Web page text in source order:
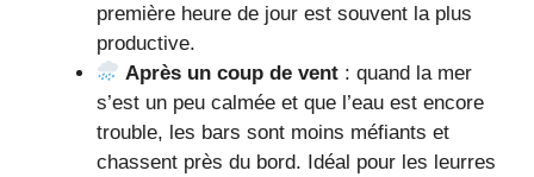
première heure de jour est souvent la plus
productive.
Après un coup de vent : quand la mer
s’est un peu calmée et que l’eau est encore
trouble, les bars sont moins méfiants et
chassent près du bord. Idéal pour les leurres